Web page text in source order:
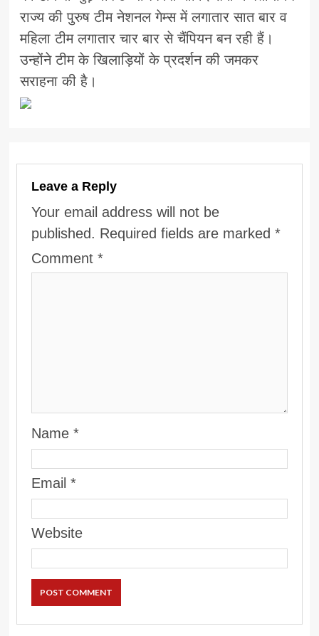
राज्य की पुरुष टीम नेशनल गेम्स में लगातार सात बार व
महिला टीम लगातार चार बार से चैंपियन बन रही हैं।
उन्होंने टीम के खिलाड़ियों के प्रदर्शन की जमकर
सराहना की है।
Leave a Reply
Your email address will not be
published. Required fields are marked*
Comment*
Name*
Email*
Website